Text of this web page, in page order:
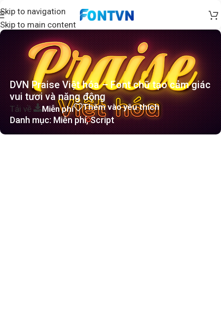
Skip to navigation
Skip to main content
DVN Praise Việt hóa – Font chữ tạo cảm giác
vui tươi và năng động
Tải về Miễn phí Thêm vào yêu thích
Danh mục:Miễn phí,Script